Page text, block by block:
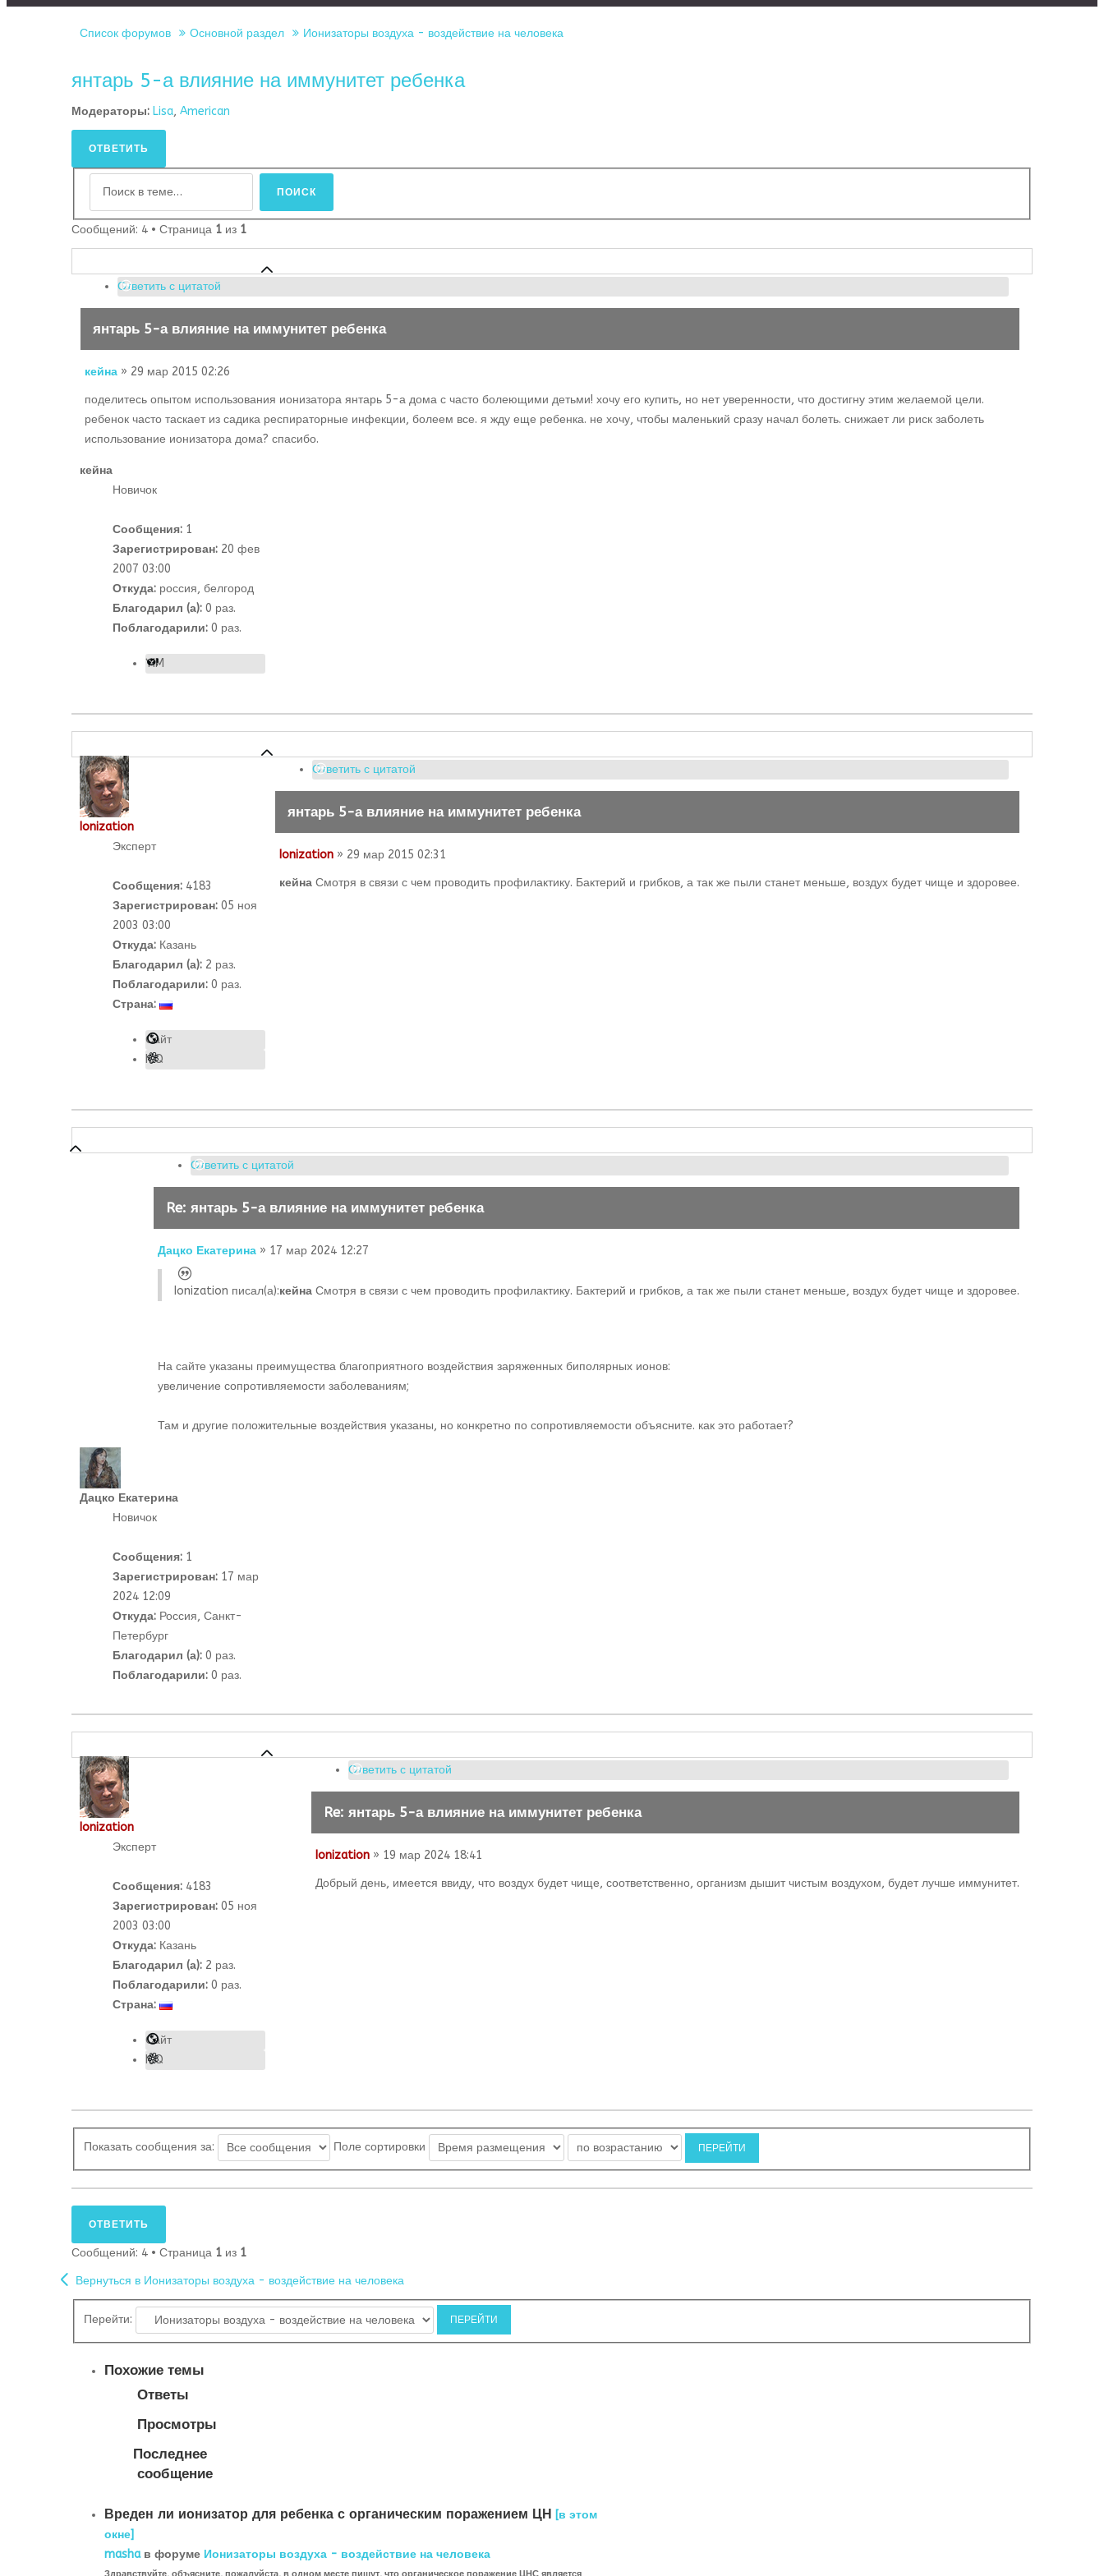
Список форумов Основной раздел Ионизаторы воздуха - воздействие на человека
янтарь 5-а влияние на иммунитет ребенка
Модераторы: Lisa, American
ОТВЕТИТЬ
Сообщений: 4 • Страница 1 из 1
Ответить с цитатой
янтарь 5-а влияние на иммунитет ребенка
кейна » 29 мар 2015 02:26
поделитесь опытом использования ионизатора янтарь 5-а дома с часто болеющими детьми! хочу его купить, но нет уверенности, что достигну этим желаемой цели.
ребенок часто таскает из садика респираторные инфекции, болеем все. я жду еще ребенка. не хочу, чтобы маленький сразу начал болеть. снижает ли риск заболеть
использование ионизатора дома? спасибо.
кейна
Новичок
Сообщения: 1
Зарегистрирован: 20 фев
2007 03:00
Откуда: россия, белгород
Благодарил (а): 0 раз.
Поблагодарили: 0 раз.
YIM
Ответить с цитатой
янтарь 5-а влияние на иммунитет ребенка
Ionization » 29 мар 2015 02:31
кейна Смотря в связи с чем проводить профилактику. Бактерий и грибков, а так же пыли станет меньше, воздух будет чище и здоровее.
Ionization
Эксперт
Сообщения: 4183
Зарегистрирован: 05 ноя
2003 03:00
Откуда: Казань
Благодарил (а): 2 раз.
Поблагодарили: 0 раз.
Страна:
Сайт
ICQ
Ответить с цитатой
Re: янтарь 5-а влияние на иммунитет ребенка
Дацко Екатерина » 17 мар 2024 12:27
Ionization писал(а):кейна Смотря в связи с чем проводить профилактику. Бактерий и грибков, а так же пыли станет меньше, воздух будет чище и здоровее.
На сайте указаны преимущества благоприятного воздействия заряженных биполярных ионов:
увеличение сопротивляемости заболеваниям;
Там и другие положительные воздействия указаны, но конкретно по сопротивляемости объясните. как это работает?
Дацко Екатерина
Новичок
Сообщения: 1
Зарегистрирован: 17 мар
2024 12:09
Откуда: Россия, Санкт-
Петербург
Благодарил (а): 0 раз.
Поблагодарили: 0 раз.
Ответить с цитатой
Re: янтарь 5-а влияние на иммунитет ребенка
Ionization » 19 мар 2024 18:41
Добрый день, имеется ввиду, что воздух будет чище, соответственно, организм дышит чистым воздухом, будет лучше иммунитет.
Ionization
Эксперт
Сообщения: 4183
Зарегистрирован: 05 ноя
2003 03:00
Откуда: Казань
Благодарил (а): 2 раз.
Поблагодарили: 0 раз.
Страна:
Сайт
ICQ
Показать сообщения за: Поле сортировки
ОТВЕТИТЬ
Сообщений: 4 • Страница 1 из 1
Вернуться в Ионизаторы воздуха - воздействие на человека
Перейти:
Похожие темы
Ответы
Просмотры
Последнее
сообщение
Вреден ли ионизатор для ребенка с органическим поражением ЦН [в этом
окне]
mashaв форуме Ионизаторы воздуха - воздействие на человека